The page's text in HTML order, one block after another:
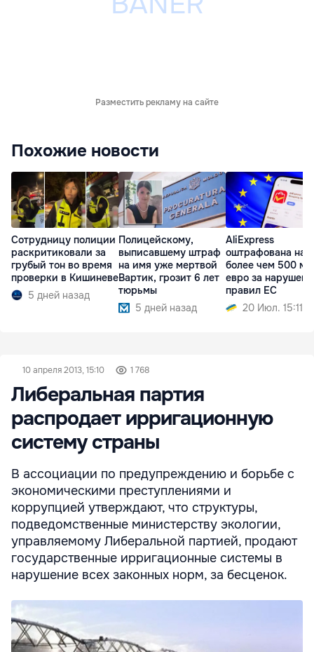
Разместить рекламу на сайте
Похожие новости
Сотрудницу полиции
раскритиковали за
грубый тон во время
проверки в Кишиневе
5 дней назад
Полицейскому,
выписавшему штраф
на имя уже мертвой
Вартик, грозит 6 лет
тюрьмы
5 дней назад
AliExpress
оштрафована на
более чем 500
евро за
правил ЕС
20 Июл. 15:11
10 апреля 2013, 15:10 1 768
Либеральная партия
распродает ирригационную
систему страны
В ассоциации по предупреждению и борьбе с
экономическими преступлениями и
коррупцией утверждают, что структуры,
подведомственные министерству экологии,
управляемому Либеральной партией, продают
государственные ирригационные системы в
нарушение всех законных норм, за бесценок.